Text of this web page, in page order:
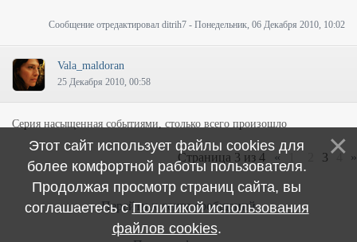
Сообщение отредактировал ditrih7 - Понедельник, 06 Декабря 2010, 10:02
Vala_maldoran
25 Декабря 2010, 00:58
Серия насыщенная событиями, столько всего произошло
Страница 3 из 4 « 3 »
Перейти к ленте сообщений
Этот сайт использует файлы cookies для
более комфортной работы пользователя.
Продолжая просмотр страниц сайта, вы
соглашаетесь сПолитикой использования
файлов cookies.